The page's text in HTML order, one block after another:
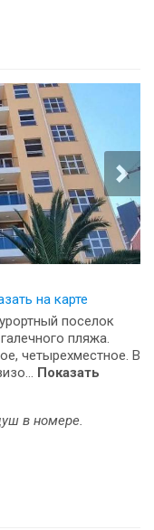
на карте
поселок
пляжа.
четырехместное. В
Показать
в номере.